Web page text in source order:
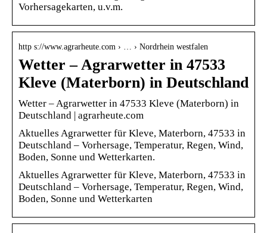
Vorhersagekarten, u.v.m.
http s://www.agrarheute.com › … › Nordrhein westfalen
Wetter – Agrarwetter in 47533
Kleve (Materborn) in Deutschland
Wetter – Agrarwetter in 47533 Kleve (Materborn) in
Deutschland | agrarheute.com
Aktuelles Agrarwetter für Kleve, Materborn, 47533 in
Deutschland – Vorhersage, Temperatur, Regen, Wind,
Boden, Sonne und Wetterkarten.
Aktuelles Agrarwetter für Kleve, Materborn, 47533 in
Deutschland – Vorhersage, Temperatur, Regen, Wind,
Boden, Sonne und Wetterkarten